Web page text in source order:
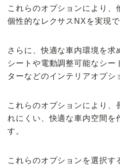
これらのオプションにより、
個性的なレクサスNXを実現で
さらに、快適な車内環境を求
シートや電動調整可能なシー
ターなどのインテリアオプシ
これらのオプションにより、
れにくい、快適な車内空間を
す。
これらのオプションを選択す